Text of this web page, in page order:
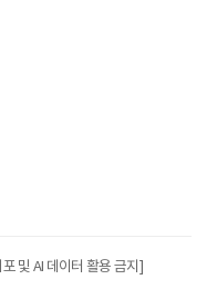
및 AI 데이터 활용 금지]